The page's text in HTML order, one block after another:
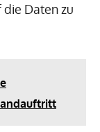
Daten zu